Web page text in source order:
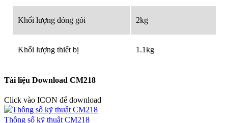
Khối lượng đóng gói 2kg
Khối lượng thiết bị 1.1kg
Tài liệu Download CM218
Click vào ICON để download
Thông số kỹ thuật CM218